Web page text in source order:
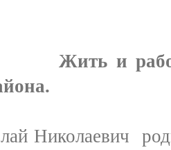
Жить и
Николаевич